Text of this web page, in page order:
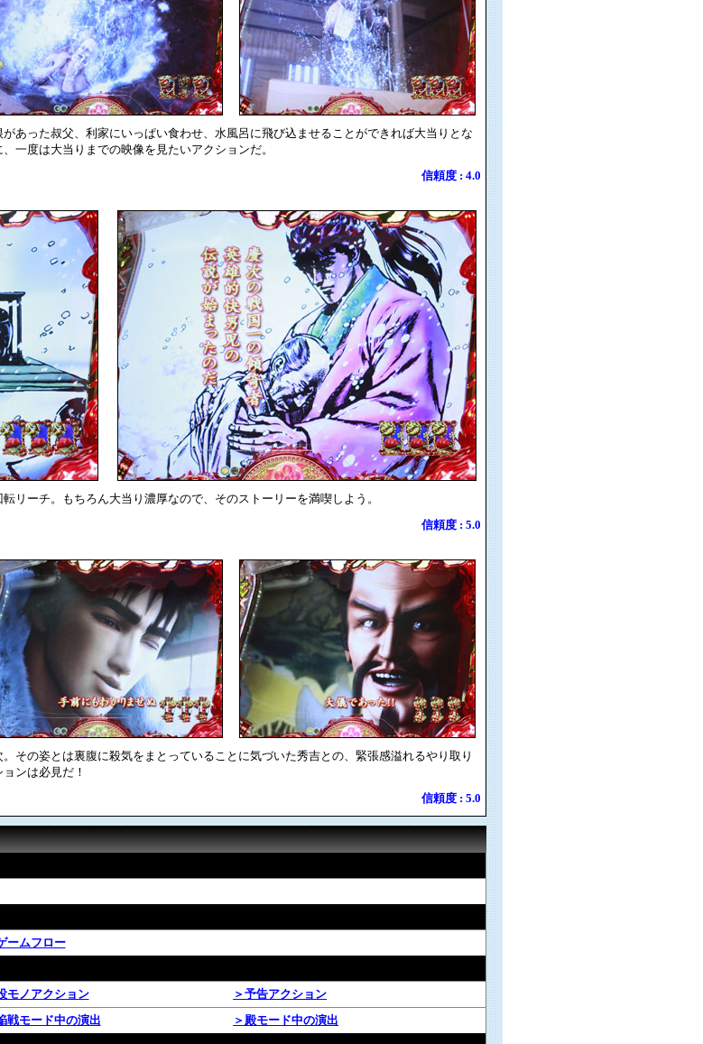
あった叔父、利家にいっぱい食わせ、水風呂に飛び込ませることができれば大当りとな
一度は大当りまでの映像を見たいアクションだ。
信頼度 : 4.0
リーチ。もちろん大当り濃厚なので、そのストーリーを満喫しよう。
信頼度 : 5.0
その姿とは裏腹に殺気をまとっていることに気づいた秀吉との、緊張感溢れるやり取り
ンは必見だ！
信頼度 : 5.0
ームフロー
モノアクション
＞予告アクション
戦モード中の演出
＞殿モード中の演出